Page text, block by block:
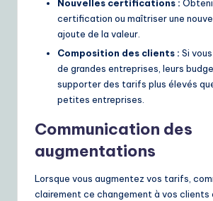
Nouvelles certifications :
certification ou maîtriser une
ajoute de la valeur.
Composition des clients : Si
de grandes entreprises, leurs
supporter des tarifs plus élevés
petites entreprises.
Communication des
augmentations
Lorsque vous augmentez vos tarifs,
clairement ce changement à vos clients